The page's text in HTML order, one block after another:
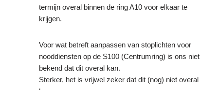
termijn overal binnen de ring A10 voor elkaar te
krijgen.
Voor wat betreft aanpassen van stoplichten voor
nooddiensten op de S100 (Centrumring) is ons niet
bekend dat dit overal kan.
Sterker, het is vrijwel zeker dat dit (nog) niet overal